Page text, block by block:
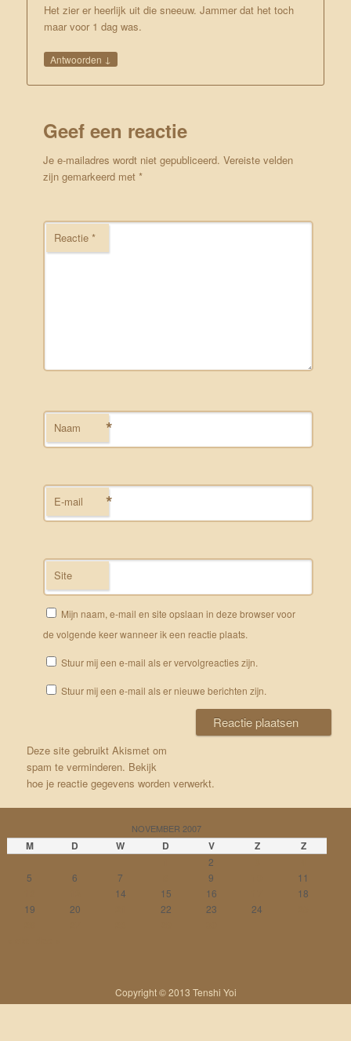
Het zier er heerlijk uit die sneeuw. Jammer dat het toch
maar voor 1 dag was.
Antwoorden ↓
Geef een reactie
Je e-mailadres wordt niet gepubliceerd. Vereiste velden
zijn gemarkeerd met*
Reactie*
Naam *
E-mail *
Site
Mijn naam, e-mail en site opslaan in deze browser voor
de volgende keer wanneer ik een reactie plaats.
Stuur mij een e-mail als er vervolgreacties zijn.
Stuur mij een e-mail als er nieuwe berichten zijn.
Deze site gebruikt Akismet om
spam te verminderen. Bekijk
hoe je reactie gegevens worden verwerkt.
NOVEMBER 2007
M D W D V Z
Z
2
5 6 7 9 11
14 15 16
18
19
20 22 23 24
Copyright © 2013 Tenshi Yoi